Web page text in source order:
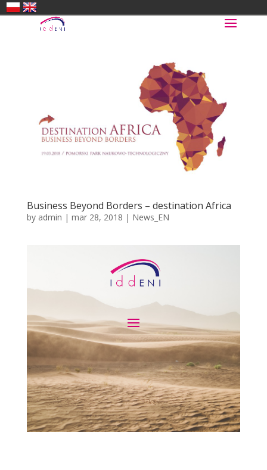
Business Beyond Borders – destination Africa
by admin | mar 28, 2018 | News_EN